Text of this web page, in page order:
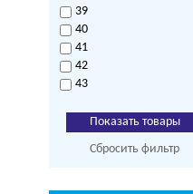
39
40
41
42
43
Сбросить фильтр